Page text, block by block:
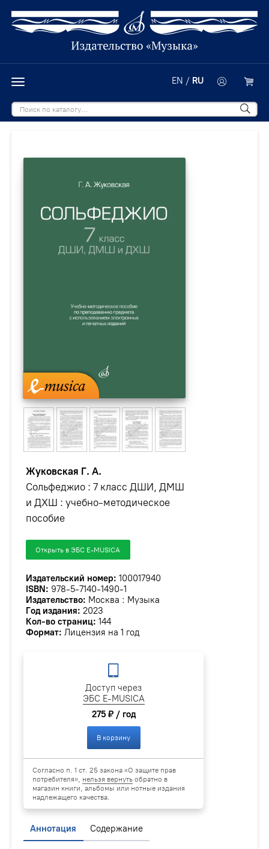
EN / RU
Жуковская Г. А.
Сольфеджио : 7 класс ДШИ, ДМШ
и ДХШ : учебно-методическое
пособие
Открыть в ЭБС E-MUSICA
Издательский номер: 100017940
ISBN: 978-5-7140-1490-1
Издательство: Москва : Музыка
Год издания: 2023
Кол-во страниц: 144
Формат: Лицензия на 1 год
Доступ через
ЭБС E-MUSICA
275 ₽ / год
В корзину
Согласно п. 1 ст. 25 закона «О защите прав
потребителя», нельзя вернуть обратно в
магазин книги, альбомы или нотные издания
надлежащего качества.
Аннотация Содержание